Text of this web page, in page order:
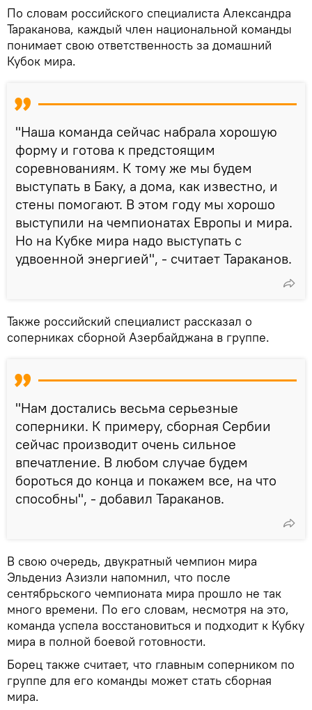
По словам российского специалиста Александра
Тараканова, каждый член национальной команды
понимает свою ответственность за домашний
Кубок мира.
"Наша команда сейчас набрала хорошую
форму и готова к предстоящим
соревнованиям. К тому же мы будем
выступать в Баку, а дома, как известно, и
стены помогают. В этом году мы хорошо
выступили на чемпионатах Европы и мира.
Но на Кубке мира надо выступать с
удвоенной энергией", - считает Тараканов.
Также российский специалист рассказал о
соперниках сборной Азербайджана в группе.
"Нам достались весьма серьезные
соперники. К примеру, сборная Сербии
сейчас производит очень сильное
впечатление. В любом случае будем
бороться до конца и покажем все, на что
способны", - добавил Тараканов.
В свою очередь, двукратный чемпион мира
Эльдениз Азизли напомнил, что после
сентябрьского чемпионата мира прошло не так
много времени. По его словам, несмотря на это,
команда успела восстановиться и подходит к Кубку
мира в полной боевой готовности.
Борец также считает, что главным соперником по
группе для его команды может стать сборная
мира.